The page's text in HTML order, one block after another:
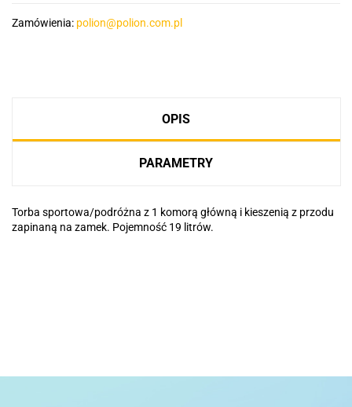
Zamówienia: polion@polion.com.pl
OPIS
PARAMETRY
Torba sportowa/podróżna z 1 komorą główną i kieszenią z przodu
zapinaną na zamek. Pojemność 19 litrów.